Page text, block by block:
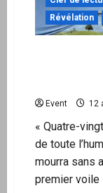
à
Révélation
Event 12
« Quatre-
de toute
mourra sans
premier voile